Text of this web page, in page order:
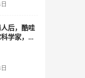
后，酷哇
学家，要